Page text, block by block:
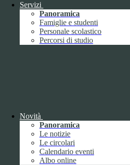
Servizi
Panoramica
Famiglie e studenti
Personale scolastico
Percorsi di studio
Novità
Panoramica
Le notizie
Le circolari
Calendario eventi
Albo online
Bandi di
tabelle)
Performance1
Sistema di
performance